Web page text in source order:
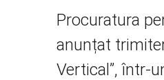
Procuratura
anunțat
Vertical”, într-